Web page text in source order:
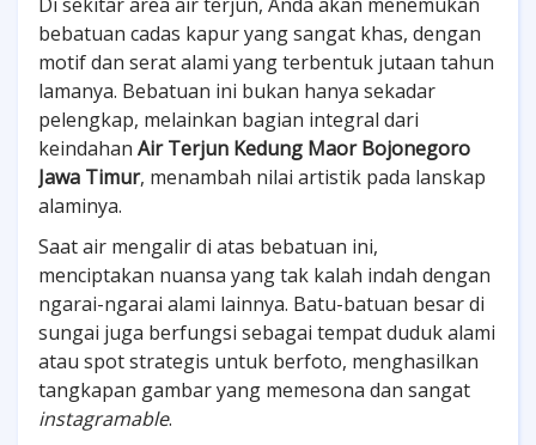
bebatuan cadas kapur yang sangat khas, dengan
motif dan serat alami yang terbentuk jutaan tahun
lamanya. Bebatuan ini bukan hanya sekadar
pelengkap, melainkan bagian integral dari
keindahan Air Terjun Kedung Maor Bojonegoro
Jawa Timur, menambah nilai artistik pada lanskap
alaminya.
Saat air mengalir di atas bebatuan ini,
menciptakan nuansa yang tak kalah indah dengan
ngarai-ngarai alami lainnya. Batu-batuan besar di
sungai juga berfungsi sebagai tempat duduk alami
atau spot strategis untuk berfoto, menghasilkan
tangkapan gambar yang memesona dan sangat
instagramable.